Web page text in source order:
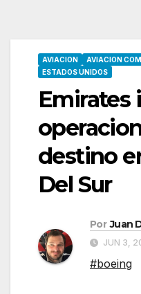
AVIACION AVIACION
ESTADOS UNIDOS
Emirates
destino
Del Sur
Por Juan
JUN 3,
#boeing